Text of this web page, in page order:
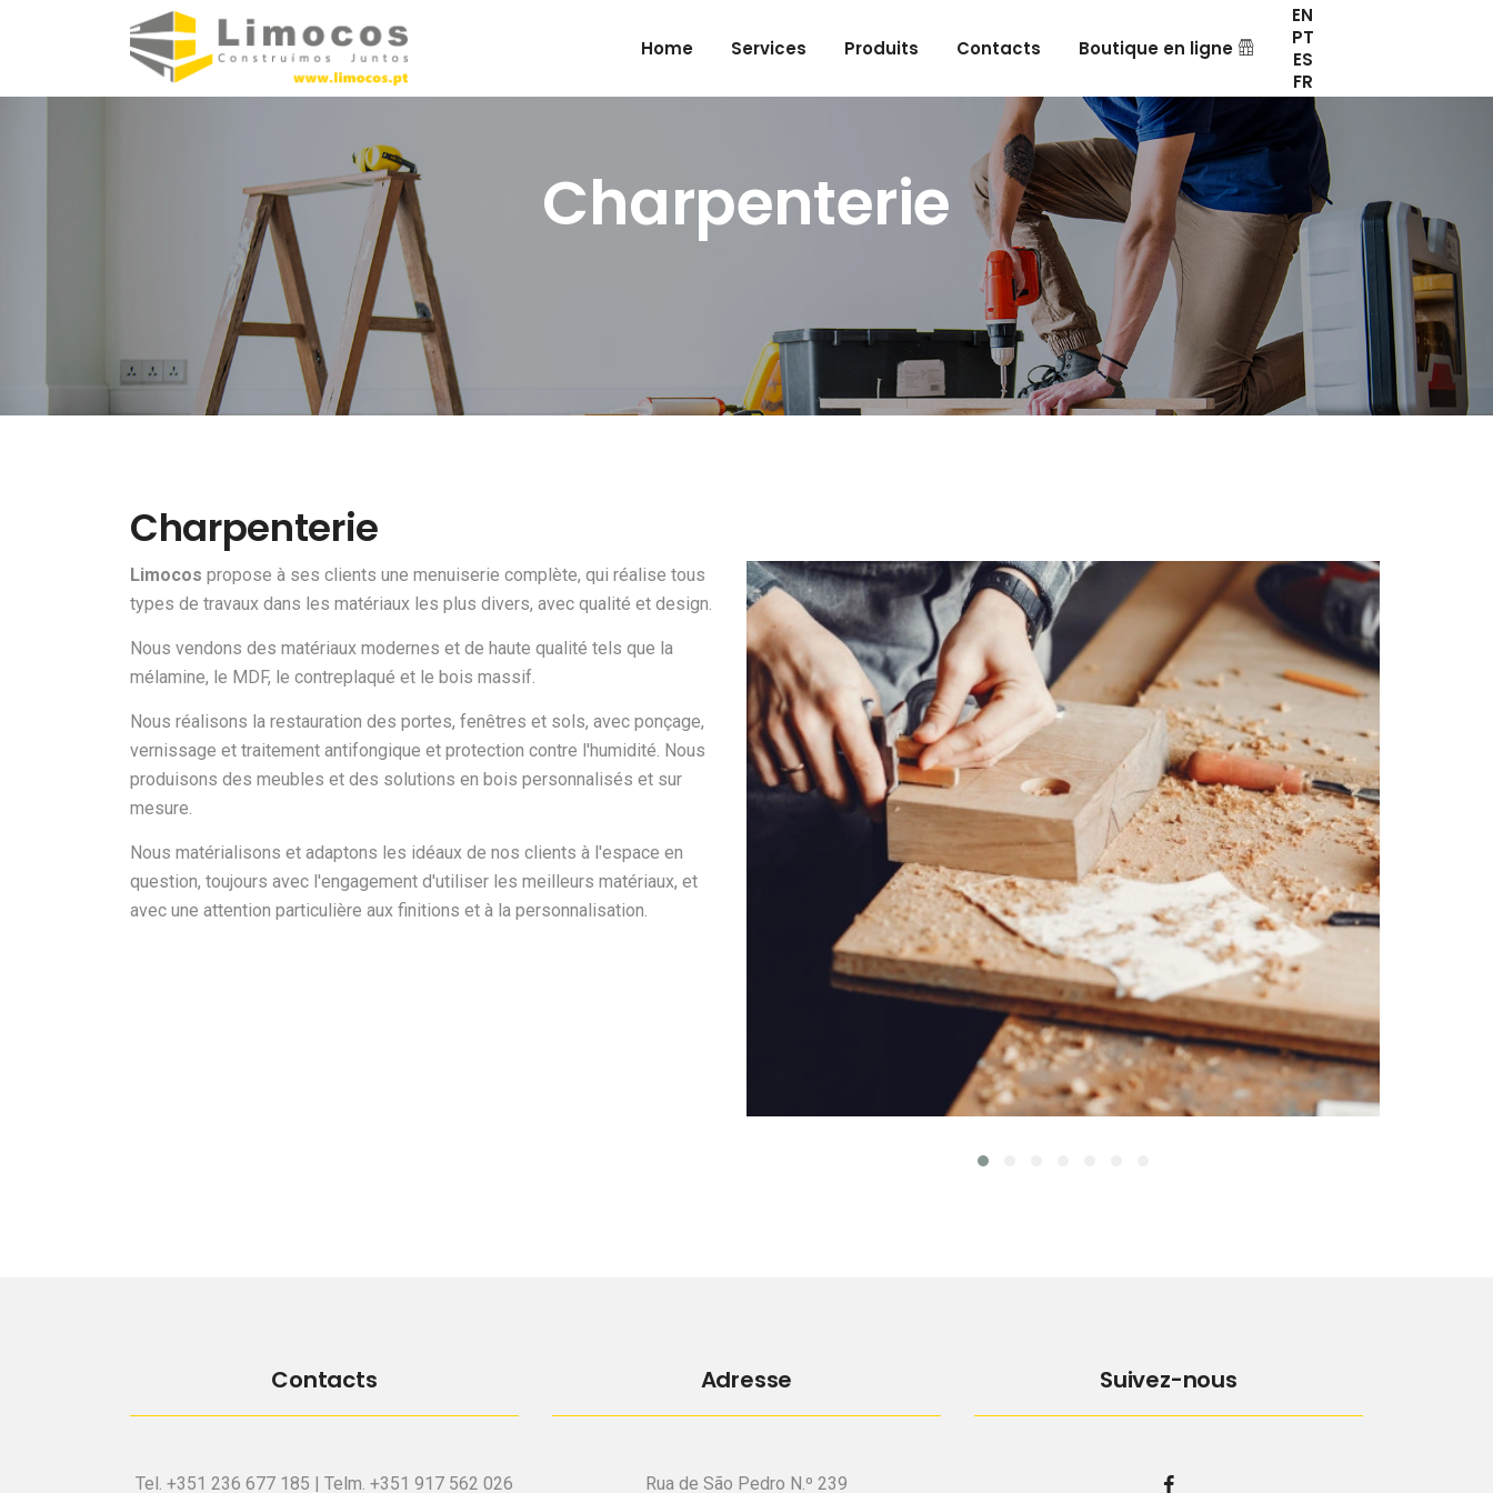
Tel. +351 236 677 185 | Telm. +351 917 562 026
Home Services Produits Contacts Boutique en ligne
EN
PT
ES
FR
Charpenterie
Charpenterie
Limocos propose à ses clients une menuiserie complète, qui réalise tous
types de travaux dans les matériaux les plus divers, avec qualité et design.
Nous vendons des matériaux modernes et de haute qualité tels que la
mélamine, le MDF, le contreplaqué et le bois massif.
Nous réalisons la restauration des portes, fenêtres et sols, avec ponçage,
vernissage et traitement antifongique et protection contre l'humidité. Nous
produisons des meubles et des solutions en bois personnalisés et sur
mesure.
Nous matérialisons et adaptons les idéaux de nos clients à l'espace en
question, toujours avec l'engagement d'utiliser les meilleurs matériaux, et
avec une attention particulière aux finitions et à la personnalisation.
Contacts
Tel. +351 236 677 185 | Telm. +351 917 562 026
Adresse
Rua de São Pedro N.º 239
Suivez-nous